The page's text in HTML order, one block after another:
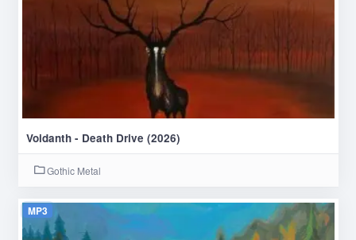
Voidanth - Death Drive (2026)
Gothic Metal
MP3